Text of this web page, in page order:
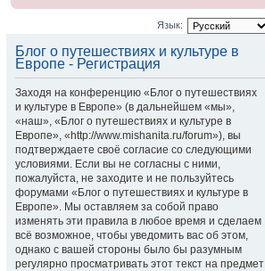
Язык:
Блог о путешествиях и культуре в
Европе - Регистрация
Заходя на конференцию «Блог о путешествиях
и культуре в Европе» (в дальнейшем «мы»,
«наш», «Блог о путешествиях и культуре в
Европе», «http://www.mishanita.ru/forum»), вы
подтверждаете своё согласие со следующими
условиями. Если вы не согласны с ними,
пожалуйста, не заходите и не пользуйтесь
форумами «Блог о путешествиях и культуре в
Европе». Мы оставляем за собой право
изменять эти правила в любое время и сделаем
всё возможное, чтобы уведомить вас об этом,
однако с вашей стороны было бы разумным
регулярно просматривать этот текст на предмет